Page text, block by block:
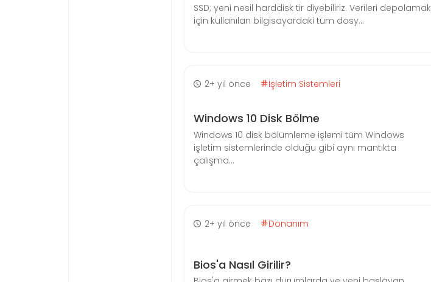
SSD; yeni nesil harddisk tir diyebiliriz. Verileri depolamak
için kullanılan bilgisayardaki tüm dosy...
2+ yıl önce İşletim Sistemleri
Windows 10 Disk Bölme
Windows 10 disk bölümleme işlemi tüm Windows
işletim sistemlerinde olduğu gibi aynı mantıkta
çalışma...
2+ yıl önce Donanım
Bios'a Nasıl Girilir?